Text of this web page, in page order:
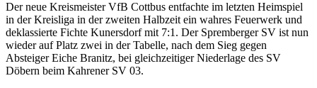
Der neue Kreismeister VfB Cottbus entfachte im letzten Heimspiel
in der Kreisliga in der zweiten Halbzeit ein wahres Feuerwerk und
deklassierte Fichte Kunersdorf mit 7:1. Der Spremberger SV ist nun
wieder auf Platz zwei in der Tabelle, nach dem Sieg gegen
Absteiger Eiche Branitz, bei gleichzeitiger Niederlage des SV
Döbern beim Kahrener SV 03.